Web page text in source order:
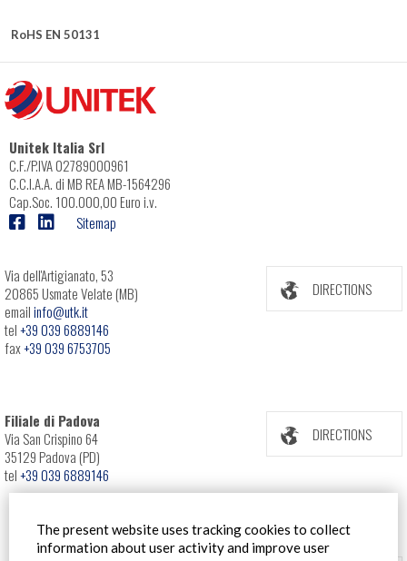
The present website uses tracking cookies to collect
information about user activity and improve user
RoHS EN 50131
Unitek Italia Srl
C.F./P.IVA 02789000961
C.C.I.A.A. di MB REA MB-1564296
Cap.Soc. 100.000,00 Euro i.v.
Sitemap
Via dell'Artigianato, 53
20865 Usmate Velate (MB)
emailinfo@utk.it
tel+39 039 6889146
fax+39 039 6753705
DIRECTIONS
Filiale di Padova
Via San Crispino 64
35129 Padova (PD)
tel+39 039 6889146
DIRECTIONS